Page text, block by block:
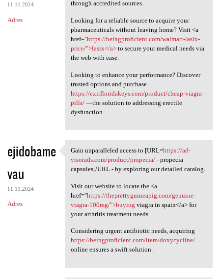
11.11.2024
Adres
through accredited sources.
Looking for a reliable source to acquire your
pharmaceuticals without leaving home? Visit <a
href="https://beingproficient.com/walmart-lasix-
price/">lasix</a>to secure your medical needs via
the web with ease.
Looking to enhance your performance? Discover
trusted options and purchase
https://exitfloridakeys.com/product/cheap-viagra-
pills/—the solution to addressing erectile
dysfunction.
ejidobame
vau
11.11.2024
Adres
Gain unparalleled access to
Gain unparalleled access to [URL=https://ad-
visorads.com/product/propecia/- propecia
capsules[/URL - by exploring our detailed catalog.
Visit our website to locate the <a
href="https://theprettyguineapig.com/genuine-
viagra-100mg/">buying viagra in spain</a> for
your arthritis treatment needs.
Considering urgent antibiotic needs, acquiring
https://beingproficient.com/item/doxycycline/
online ensures a swift solution.